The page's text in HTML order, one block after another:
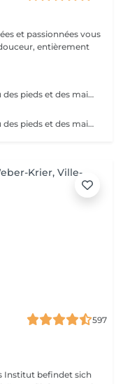
et passionnées vous
entièrement
La paraffine agit en protégeant la peau des pieds et des mains contre les agressions extérieures. Sa capacité de rétention d'eau favorise l'hydratation de la peau. Le traitement à la paraffine est idéal pour avoir des membres lisses. En effet, ce produit procure un effet rajeunissant à la peau, en plus de l'adoucir. Ce traitement est ainsi surtout recommandé à toute personne ayant la peau sèche.
La paraffine agit en protégeant la peau des pieds et des mains contre les agressions extérieures. Sa capacité de rétention d'eau favorise l'hydratation de la peau. Le traitement à la paraffine est idéal pour avoir des membres lisses. En effet, ce produit procure un effet rajeunissant à la peau, en plus de l'adoucir. Ce traitement est ainsi surtout recommandé à toute personne ayant la peau sèche.
597